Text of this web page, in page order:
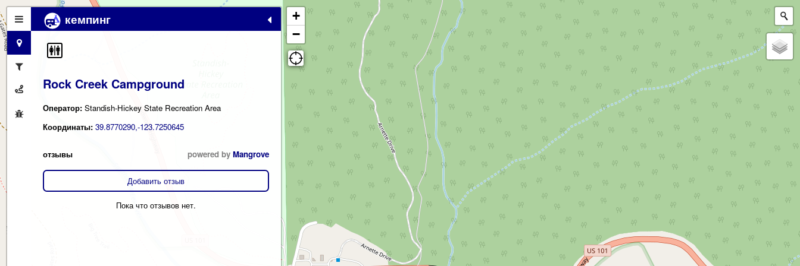
кемпинг
Rock Creek Campground
Оператор: Standish-Hickey State Recreation Area
Координаты: 39.8770290,-123.7250645
отзывы powered by Mangrove
Добавить отзыв
Пока что отзывов нет.
+
−